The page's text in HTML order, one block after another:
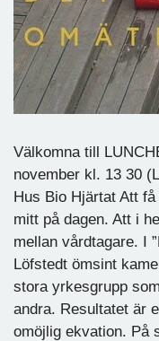
Välkomna till
november kl. 13 30
Hus Bio Hjärtat Att
mitt på dagen. Att i
mellan vårdtagare. I
Löfstedt ömsint
stora yrkesgrupp
andra. Resultatet är
omöjlig ekvation. På